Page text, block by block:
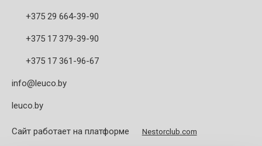
+375 29 664-39-90
+375 17 379-39-90
+375 17 361-96-67
info@leuco.by
leuco.by
Сайт работает на платформе Nestorclub.com